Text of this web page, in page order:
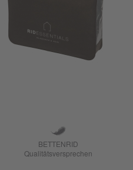
BETTENRID
Qualitätsversprechen